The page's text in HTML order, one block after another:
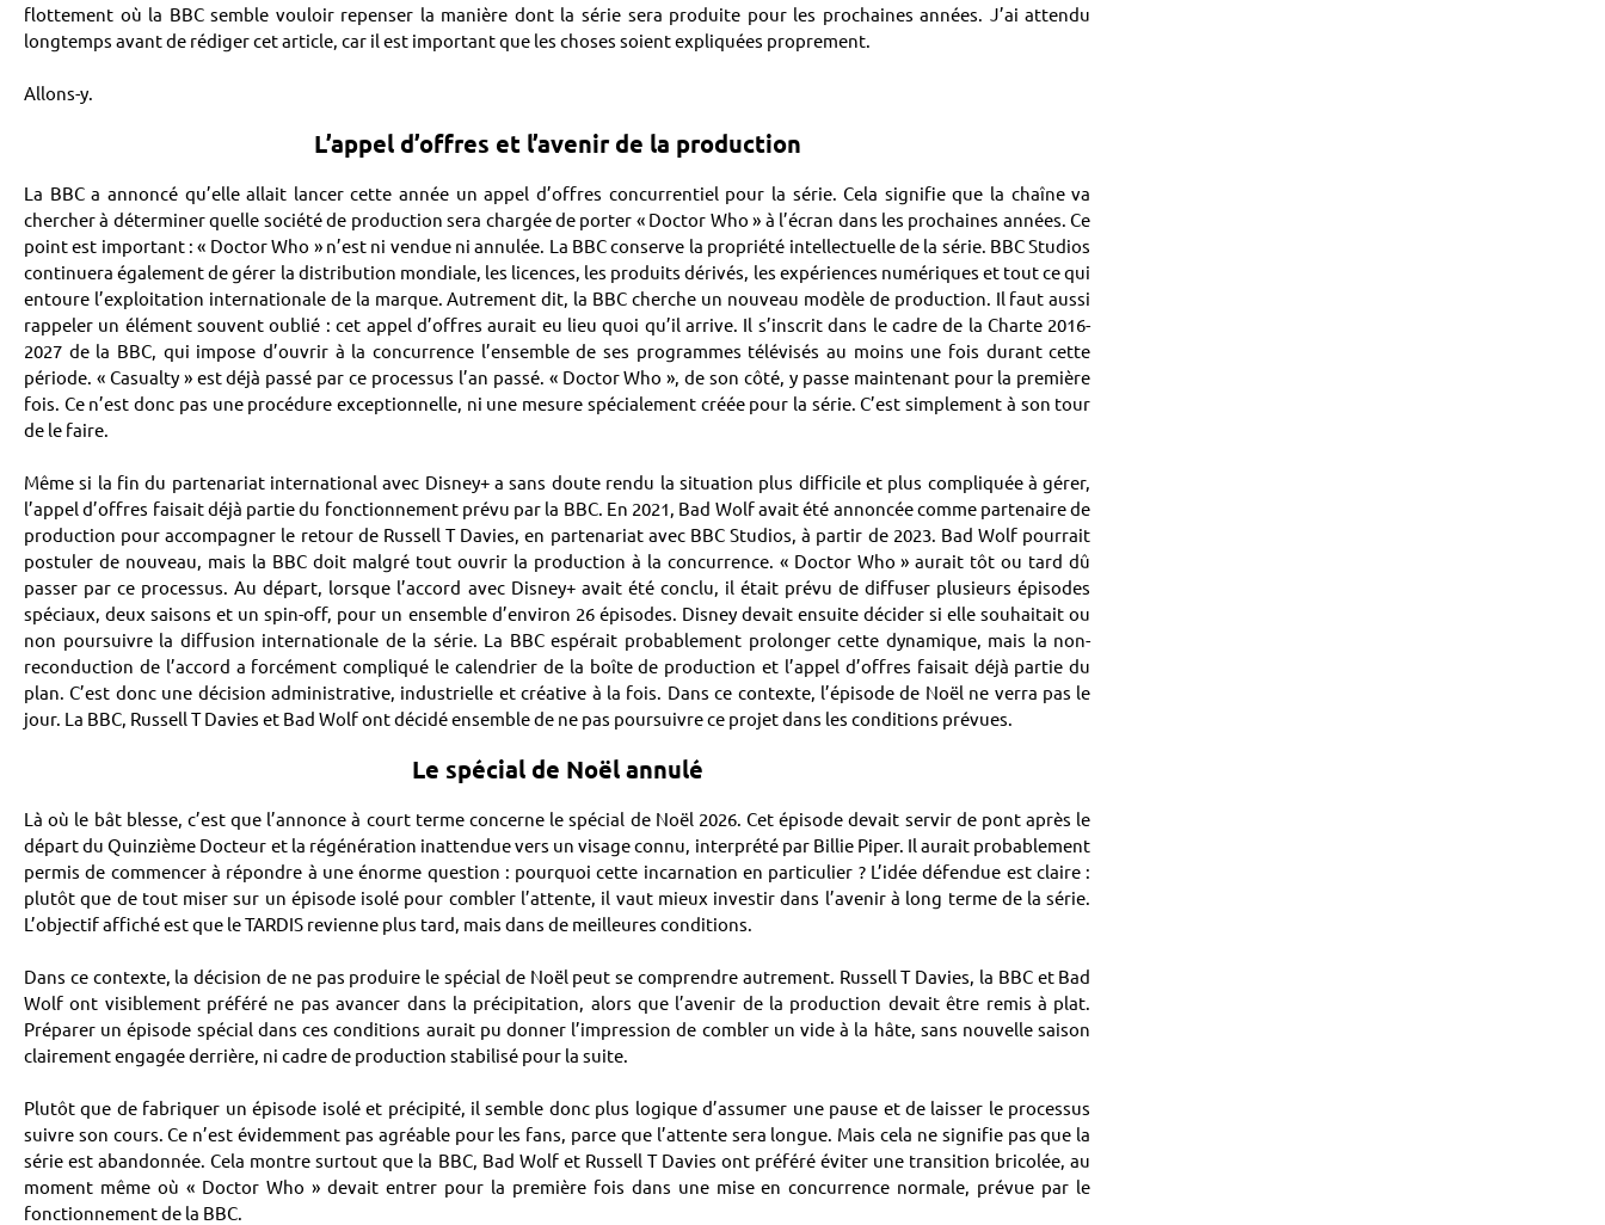
flottement où la BBC semble vouloir repenser la manière dont la série sera produite pour les prochaines années. J’ai attendu
longtemps avant de rédiger cet article, car il est important que les choses soient expliquées proprement.
Allons-y.
L’appel d’offres et l’avenir de la production
La BBC a annoncé qu’elle allait lancer cette année un appel d’offres concurrentiel pour la série. Cela signifie que la chaîne va
chercher à déterminer quelle société de production sera chargée de porter « Doctor Who » à l’écran dans les prochaines années. Ce
point est important : « Doctor Who » n’est ni vendue ni annulée. La BBC conserve la propriété intellectuelle de la série. BBC Studios
continuera également de gérer la distribution mondiale, les licences, les produits dérivés, les expériences numériques et tout ce qui
entoure l’exploitation internationale de la marque. Autrement dit, la BBC cherche un nouveau modèle de production. Il faut aussi
rappeler un élément souvent oublié : cet appel d’offres aurait eu lieu quoi qu’il arrive. Il s’inscrit dans le cadre de la Charte 2016-
2027 de la BBC, qui impose d’ouvrir à la concurrence l’ensemble de ses programmes télévisés au moins une fois durant cette
période. « Casualty » est déjà passé par ce processus l’an passé. « Doctor Who », de son côté, y passe maintenant pour la première
fois. Ce n’est donc pas une procédure exceptionnelle, ni une mesure spécialement créée pour la série. C’est simplement à son tour
de le faire.
Même si la fin du partenariat international avec Disney+ a sans doute rendu la situation plus difficile et plus compliquée à gérer,
l’appel d’offres faisait déjà partie du fonctionnement prévu par la BBC. En 2021, Bad Wolf avait été annoncée comme partenaire de
production pour accompagner le retour de Russell T Davies, en partenariat avec BBC Studios, à partir de 2023. Bad Wolf pourrait
postuler de nouveau, mais la BBC doit malgré tout ouvrir la production à la concurrence. « Doctor Who » aurait tôt ou tard dû
passer par ce processus. Au départ, lorsque l’accord avec Disney+ avait été conclu, il était prévu de diffuser plusieurs épisodes
spéciaux, deux saisons et un spin-off, pour un ensemble d’environ 26 épisodes. Disney devait ensuite décider si elle souhaitait ou
non poursuivre la diffusion internationale de la série. La BBC espérait probablement prolonger cette dynamique, mais la non-
reconduction de l’accord a forcément compliqué le calendrier de la boîte de production et l’appel d’offres faisait déjà partie du
plan. C’est donc une décision administrative, industrielle et créative à la fois. Dans ce contexte, l’épisode de Noël ne verra pas le
jour. La BBC, Russell T Davies et Bad Wolf ont décidé ensemble de ne pas poursuivre ce projet dans les conditions prévues.
Le spécial de Noël annulé
Là où le bât blesse, c’est que l’annonce à court terme concerne le spécial de Noël 2026. Cet épisode devait servir de pont après le
départ du Quinzième Docteur et la régénération inattendue vers un visage connu, interprété par Billie Piper. Il aurait probablement
permis de commencer à répondre à une énorme question : pourquoi cette incarnation en particulier ? L’idée défendue est claire :
plutôt que de tout miser sur un épisode isolé pour combler l’attente, il vaut mieux investir dans l’avenir à long terme de la série.
L’objectif affiché est que le TARDIS revienne plus tard, mais dans de meilleures conditions.
Dans ce contexte, la décision de ne pas produire le spécial de Noël peut se comprendre autrement. Russell T Davies, la BBC et Bad
Wolf ont visiblement préféré ne pas avancer dans la précipitation, alors que l’avenir de la production devait être remis à plat.
Préparer un épisode spécial dans ces conditions aurait pu donner l’impression de combler un vide à la hâte, sans nouvelle saison
clairement engagée derrière, ni cadre de production stabilisé pour la suite.
Plutôt que de fabriquer un épisode isolé et précipité, il semble donc plus logique d’assumer une pause et de laisser le processus
suivre son cours. Ce n’est évidemment pas agréable pour les fans, parce que l’attente sera longue. Mais cela ne signifie pas que la
série est abandonnée. Cela montre surtout que la BBC, Bad Wolf et Russell T Davies ont préféré éviter une transition bricolée, au
moment même où « Doctor Who » devait entrer pour la première fois dans une mise en concurrence normale, prévue par le
fonctionnement de la BBC.